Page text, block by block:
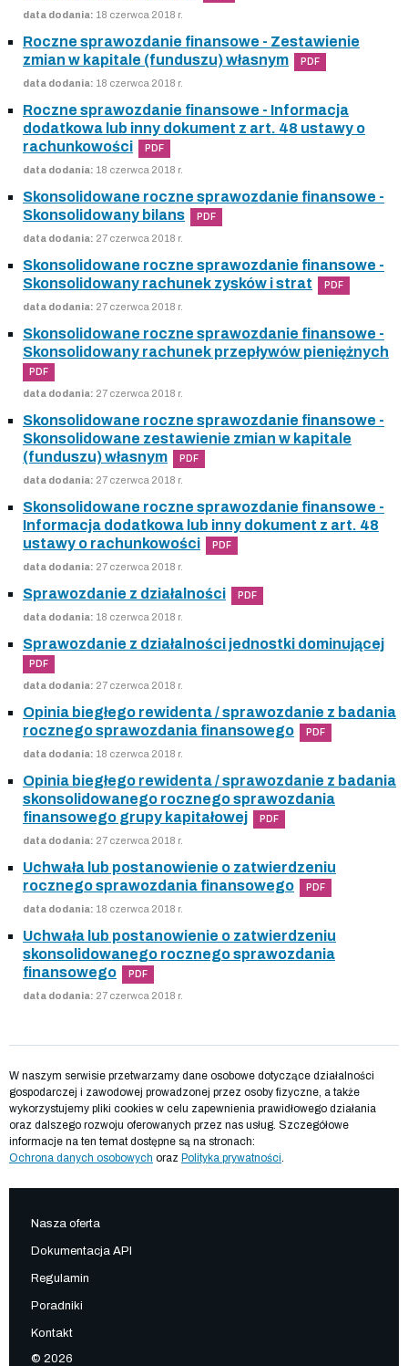
data dodania: 18 czerwca 2018 r.
Roczne sprawozdanie finansowe - Zestawienie
zmian w kapitale (funduszu) własnym
PDF
data dodania: 18 czerwca 2018 r.
Roczne sprawozdanie finansowe - Informacja
dodatkowa lub inny dokument z art. 48 ustawy o
rachunkowości
PDF
data dodania: 18 czerwca 2018 r.
Skonsolidowane roczne sprawozdanie finansowe -
Skonsolidowany bilans
PDF
data dodania: 27 czerwca 2018 r.
Skonsolidowane roczne sprawozdanie finansowe -
Skonsolidowany rachunek zysków i strat
PDF
data dodania: 27 czerwca 2018 r.
Skonsolidowane roczne sprawozdanie finansowe -
Skonsolidowany rachunek przepływów pieniężnych
PDF
data dodania: 27 czerwca 2018 r.
Skonsolidowane roczne sprawozdanie finansowe -
Skonsolidowane zestawienie zmian w kapitale
(funduszu) własnym
PDF
data dodania: 27 czerwca 2018 r.
Skonsolidowane roczne sprawozdanie finansowe -
Informacja dodatkowa lub inny dokument z art. 48
ustawy o rachunkowości
PDF
data dodania: 27 czerwca 2018 r.
Sprawozdanie z działalności PDF
data dodania: 18 czerwca 2018 r.
Sprawozdanie z działalności jednostki dominującej
PDF
data dodania: 27 czerwca 2018 r.
Opinia biegłego rewidenta / sprawozdanie z badania
rocznego sprawozdania finansowego
PDF
data dodania: 18 czerwca 2018 r.
Opinia biegłego rewidenta / sprawozdanie z badania
skonsolidowanego rocznego sprawozdania
finansowego grupy kapitałowej
PDF
data dodania: 27 czerwca 2018 r.
Uchwała lub postanowienie o zatwierdzeniu
rocznego sprawozdania finansowego
PDF
data dodania: 18 czerwca 2018 r.
Uchwała lub postanowienie o zatwierdzeniu
skonsolidowanego rocznego sprawozdania
finansowego
PDF
data dodania: 27 czerwca 2018 r.
W naszym serwisie przetwarzamy dane osobowe dotyczące działalności
gospodarczej i zawodowej prowadzonej przez osoby fizyczne, a także
wykorzystujemy pliki cookies w celu zapewnienia prawidłowego działania
oraz dalszego rozwoju oferowanych przez nas usług. Szczegółowe
informacje na ten temat dostępne są na stronach:
Ochrona danych osobowych oraz Polityka prywatności
Nasza oferta
Dokumentacja API
Regulamin
Poradniki
Kontakt
© 2026